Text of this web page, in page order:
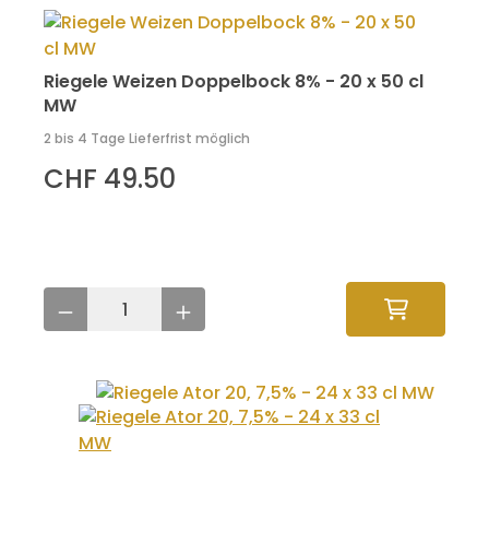
Riegele Weizen Doppelbock 8% - 20 x 50 cl
MW
2 bis 4 Tage Lieferfrist möglich
CHF 49.50